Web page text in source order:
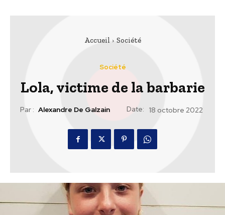
Accueil Société
Société
Lola, victime de la barbarie
Par : Alexandre De Galzain Date: 18 octobre 2022